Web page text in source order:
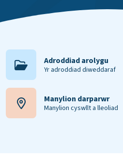
Adroddiad arolygu
Yr adroddiad diweddaraf
Manylion darparwr
Manylion cyswllt a lleoliad